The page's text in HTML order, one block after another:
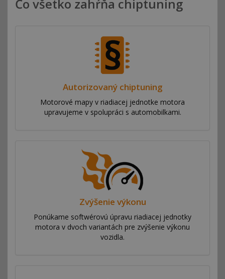
Čo všetko zahŕňa chiptuning
Autorizovaný chiptuning
Motorové mapy v riadiacej jednotke motora
upravujeme v spolupráci s automobilkami.
Zvýšenie výkonu
Ponúkame softwérovú úpravu riadiacej jednotky
motora v dvoch variantách pre zvýšenie výkonu
vozidla.